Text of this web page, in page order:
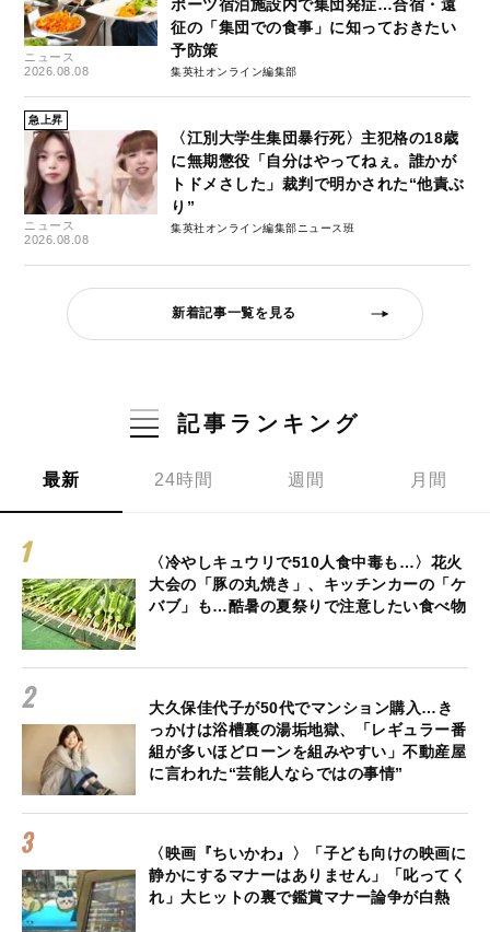
ニュース
2026.08.08
ポーツ宿泊施設内で集団発症…合宿・遠
征の「集団での食事」に知っておきたい
予防策
集英社オンライン編集部
急上昇
ニュース
2026.08.08
〈江別大学生集団暴行死〉主犯格の18歳
に無期懲役「自分はやってねぇ。誰かが
トドメさした」裁判で明かされた“他責ぶ
り”
集英社オンライン編集部ニュース班
新着記事一覧を見る
記事ランキング
最新 24時間 週間 月間
〈冷やしキュウリで510人食中毒も…〉花火
大会の「豚の丸焼き」、キッチンカーの「ケ
バブ」も…酷暑の夏祭りで注意したい食べ物
大久保佳代子が50代でマンション購入…き
っかけは浴槽裏の湯垢地獄、「レギュラー番
組が多いほどローンを組みやすい」不動産屋
に言われた“芸能人ならではの事情”
〈映画『ちいかわ』〉「子ども向けの映画に
静かにするマナーはありません」「叱ってく
れ」大ヒットの裏で鑑賞マナー論争が白熱